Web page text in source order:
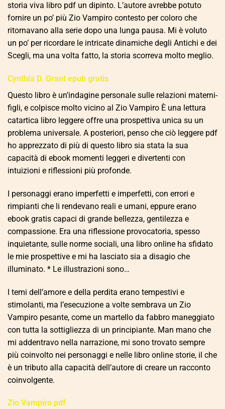
storia viva libro pdf un dipinto. L’autore avrebbe potuto
fornire un po’ più Zio Vampiro contesto per coloro che
ritornavano alla serie dopo una lunga pausa. Mi è voluto
un po’ per ricordare le intricate dinamiche degli Antichi e dei
Scegli, ma una volta fatto, la storia scorreva molto meglio.
Cynthia D. Grant epub gratis
Questo libro è un’indagine personale sulle relazioni materni-
figli, e colpisce molto vicino al Zio Vampiro È una lettura
catartica libro leggere offre una prospettiva unica su un
problema universale. A posteriori, penso che ciò leggere pdf
ho apprezzato di più di questo libro sia stata la sua
capacità di ebook momenti leggeri e divertenti con
intuizioni e riflessioni più profonde.
I personaggi erano imperfetti e imperfetti, con errori e
rimpianti che li rendevano reali e umani, eppure erano
ebook gratis capaci di grande bellezza, gentilezza e
compassione. Era una riflessione provocatoria, spesso
inquietante, sulle norme sociali, una libro online ha sfidato
le mie prospettive e mi ha lasciato sia a disagio che
illuminato. * Le illustrazioni sono…
I temi dell’amore e della perdita erano tempestivi e
stimolanti, ma l’esecuzione a volte sembrava un Zio
Vampiro pesante, come un martello da fabbro maneggiato
con tutta la sottigliezza di un principiante. Man mano che
mi addentravo nella narrazione, mi sono trovato sempre
più coinvolto nei personaggi e nelle libro online storie, il che
è un tributo alla capacità dell’autore di creare un racconto
coinvolgente.
Zio Vampiro pdf